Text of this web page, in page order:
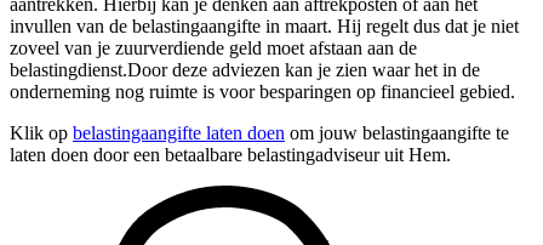
aantrekken. Hierbij kan je denken aan aftrekposten of aan het
invullen van de belastingaangifte in maart. Hij regelt dus dat je niet
zoveel van je zuurverdiende geld moet afstaan aan de
belastingdienst.Door deze adviezen kan je zien waar het in de
onderneming nog ruimte is voor besparingen op financieel gebied.
Klik op belastingaangifte laten doen om jouw belastingaangifte te
laten doen door een betaalbare belastingadviseur uit Hem.